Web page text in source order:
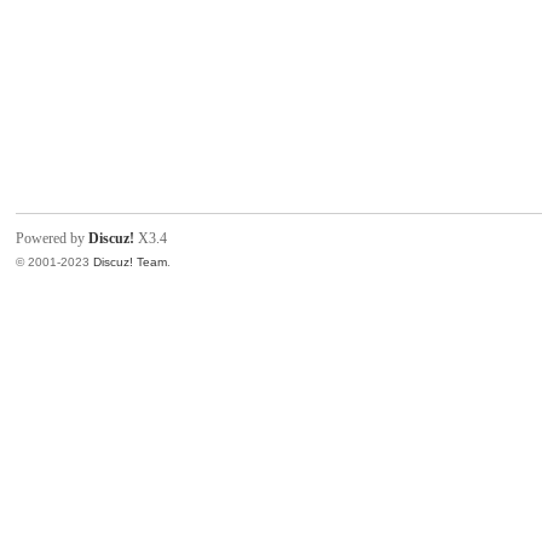
Powered byDiscuz! X3.4
© 2001-2023Discuz! Team